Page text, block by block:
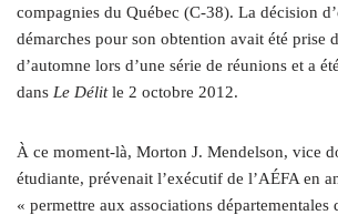
compagnies du Québec (C‑38). La décision
démarches pour son obtention avait été prise
d’automne lors d’une série de réunions et a
dans Le Délitle 2 octobre 2012.
À ce moment-là, Morton J. Mendelson, vice
étudiante, prévenait l’exécutif de l’AÉFA en
« permettre aux associations départementales